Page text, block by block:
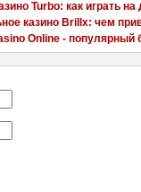
LittleBigPlanet
YAGAMI55